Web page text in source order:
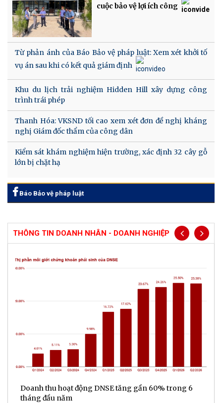
cuộc bảo vệ lợi ích công
Từ phản ánh của Báo Bảo vệ pháp luật: Xem xét khởi tố
vụ án sau khi có kết quả giám định
Khu du lịch trải nghiệm Hidden Hill xây dựng công
trình trái phép
Thanh Hóa: VKSND tối cao xem xét đơn đề nghị kháng
nghị Giám đốc thẩm của công dân
Kiểm sát khám nghiệm hiện trường, xác định 32 cây gỗ
lớn bị chặt hạ
Báo Bảo vệ pháp luật
THÔNG TIN DOANH NHÂN - DOANH NGHIỆP
Doanh thu hoạt động DNSE tăng gần 60% trong 6
tháng đầu năm